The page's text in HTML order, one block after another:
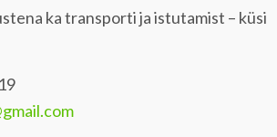
ka transporti ja istutamist – küsi